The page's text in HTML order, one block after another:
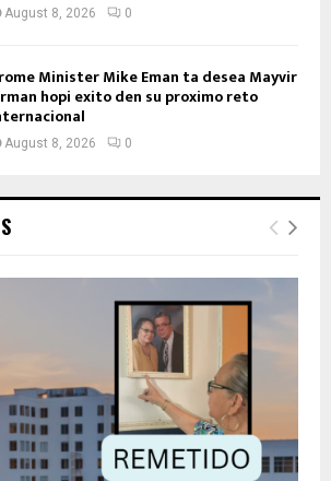
August 8, 2026 0
Minister Mike Eman ta desea Mayvir
hopi exito den su proximo reto
August 8, 2026 0